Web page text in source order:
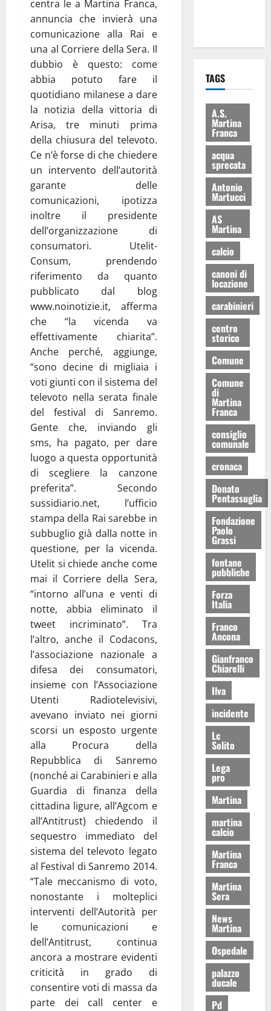
centra le a Martina Franca,
annuncia che invierà una
comunicazione alla Rai e
una al Corriere della Sera. Il
dubbio è questo: come
abbia potuto fare il
quotidiano milanese a dare
la notizia della vittoria di
Arisa, tre minuti prima
della chiusura del televoto.
Ce n’è forse di che chiedere
un intervento dell’autorità
garante delle
comunicazioni, ipotizza
inoltre il presidente
dell’organizzazione di
consumatori. Utelit-
Consum, prendendo
riferimento da quanto
pubblicato dal blog
www.noinotizie.it, afferma
che “la vicenda va
effettivamente chiarita”.
Anche perché, aggiunge,
“sono decine di migliaia i
voti giunti con il sistema del
televoto nella serata finale
del festival di Sanremo.
Gente che, inviando gli
sms, ha pagato, per dare
luogo a questa opportunità
di scegliere la canzone
preferita”. Secondo
sussidiario.net, l’ufficio
stampa della Rai sarebbe in
subbuglio già dalla notte in
questione, per la vicenda.
Utelit si chiede anche come
mai il Corriere della Sera,
“intorno all’una e venti di
notte, abbia eliminato il
tweet incriminato”. Tra
l’altro, anche il Codacons,
l’associazione nazionale a
difesa dei consumatori,
insieme con l’Associazione
Utenti Radiotelevisivi,
avevano inviato nei giorni
scorsi un esposto urgente
alla Procura della
Repubblica di Sanremo
(nonché ai Carabinieri e alla
Guardia di finanza della
cittadina ligure, all’Agcom e
all’Antitrust) chiedendo il
sequestro immediato del
sistema del televoto legato
al Festival di Sanremo 2014.
“Tale meccanismo di voto,
nonostante i molteplici
interventi dell’Autorità per
le comunicazioni e
dell’Antitrust, continua
ancora a mostrare evidenti
criticità in grado di
consentire voti di massa da
parte dei call center e
TAGS
A.S.
Martina
Franca
acqua
sprecata
Antonio
Martucci
AS
Martina
calcio
canoni di
locazione
carabinieri
centro
storico
Comune
Comune
di
Martina
Franca
consiglio
comunale
cronaca
Donato
Pentassuglia
Fondazione
Paolo
Grassi
fontane
pubbliche
Forza
Italia
Franco
Ancona
Gianfranco
Chiarelli
Ilva
incidente
Lc
Solito
Lega
pro
Martina
martina
calcio
Martina
Franca
Martina
Sera
News
Martina
Ospedale
palazzo
ducale
Pd